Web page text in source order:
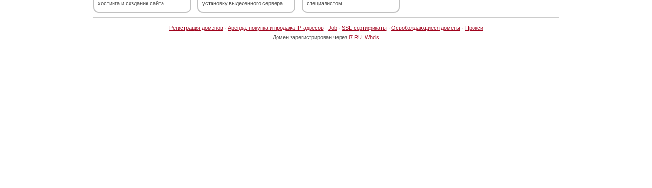
хостинга и создание сайта.
установку выделенного сервера.
специалистом.
Регистрация доменов· Аренда, покупка и продажа IP-адресов· Job· SSL-сертификаты· Освобождающиеся домены· Прокси
Домен зарегистрирован через i7.RU Whois